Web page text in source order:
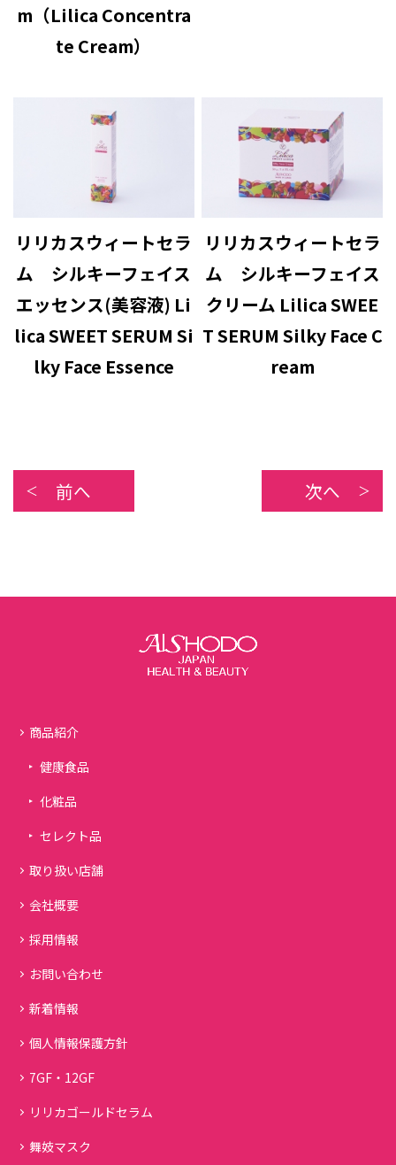
m（Lilica Concentra
te Cream）
リリカスウィートセラ
ム シルキーフェイス
エッセンス(美容液) Li
lica SWEET SERUM Si
lky Face Essence
リリカスウィートセラ
ム シルキーフェイス
クリーム Lilica SWEE
T SERUM Silky Face C
ream
前へ 次へ
商品紹介
健康食品
化粧品
セレクト品
取り扱い店舗
会社概要
採用情報
お問い合わせ
新着情報
個人情報保護方針
7GF・12GF
リリカゴールドセラム
舞妓マスク